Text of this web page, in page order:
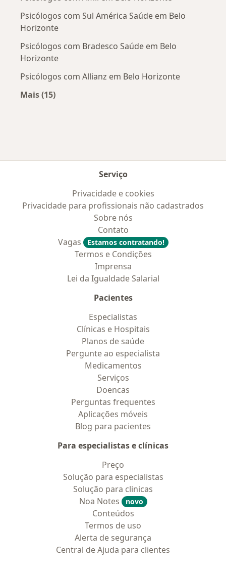
Psicólogos com Sul América Saúde em Belo
Horizonte
Psicólogos com Bradesco Saúde em Belo
Horizonte
Psicólogos com Allianz em Belo Horizonte
Mais (15)
Serviço
Privacidade e cookies
Privacidade para profissionais não cadastrados
Sobre nós
Contato
Vagas
Estamos contratando!
Termos e Condições
Imprensa
Lei da Igualdade Salarial
Pacientes
Especialistas
Clínicas e Hospitais
Planos de saúde
Pergunte ao especialista
Medicamentos
Serviços
Doencas
Perguntas frequentes
Aplicações móveis
Blog para pacientes
Para especialistas e clínicas
Preço
Solução para especialistas
Solução para clinicas
Noa Notes
novo
Conteúdos
Termos de uso
Alerta de segurança
Central de Ajuda para clientes